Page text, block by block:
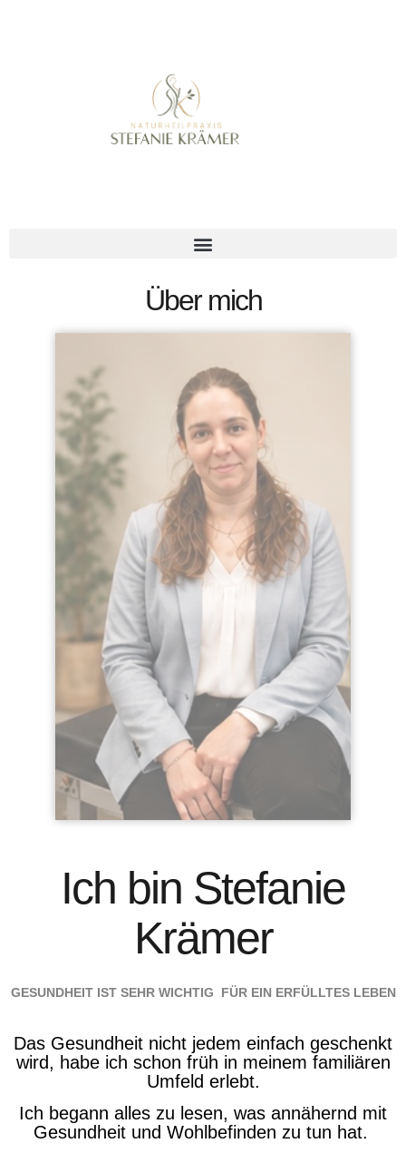
Über mich
Ich bin Stefanie
Krämer
GESUNDHEIT IST SEHR WICHTIG FÜR EIN ERFÜLLTES LEBEN
Das Gesundheit nicht jedem einfach geschenkt
wird, habe ich schon früh in meinem familiären
Umfeld erlebt.
Ich begann alles zu lesen, was annähernd mit
Gesundheit und Wohlbefinden zu tun hat.